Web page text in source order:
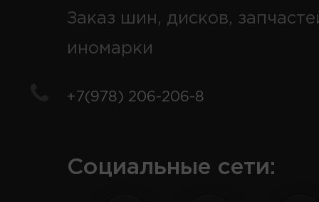
Заказ шин, дисков,
иномарки
+7(978) 206-206-8
Социальные сети: